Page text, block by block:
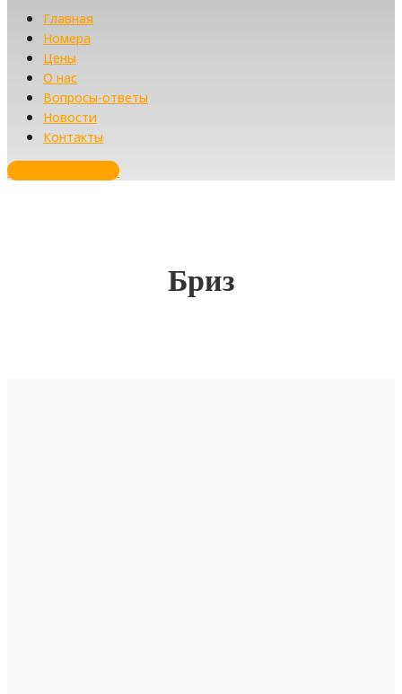
Главная
Номера
Цены
О нас
Вопросы-ответы
Новости
Контакты
Забронировать
Бриз